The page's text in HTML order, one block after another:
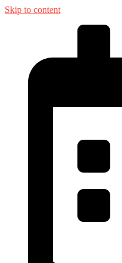
Skip to content